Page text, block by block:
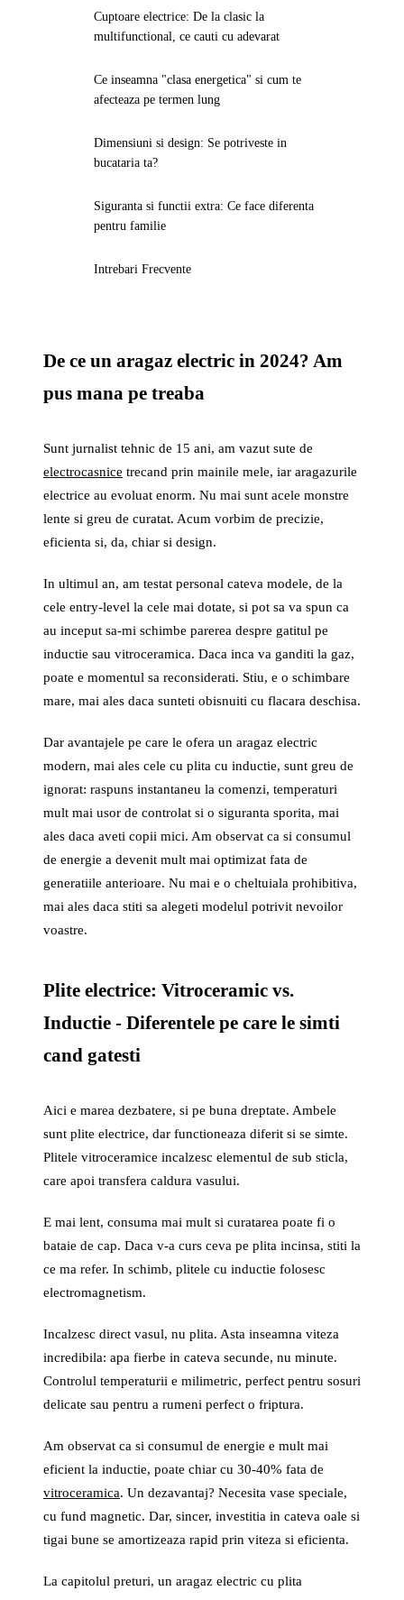
Cuptoare electrice: De la clasic la
multifunctional, ce cauti cu adevarat
Ce inseamna "clasa energetica" si cum te
afecteaza pe termen lung
Dimensiuni si design: Se potriveste in
bucataria ta?
Siguranta si functii extra: Ce face diferenta
pentru familie
Intrebari Frecvente
De ce un aragaz electric in 2024? Am
pus mana pe treaba
Sunt jurnalist tehnic de 15 ani, am vazut sute de
electrocasnice trecand prin mainile mele, iar aragazurile
electrice au evoluat enorm. Nu mai sunt acele monstre
lente si greu de curatat. Acum vorbim de precizie,
eficienta si, da, chiar si design.
In ultimul an, am testat personal cateva modele, de la
cele entry-level la cele mai dotate, si pot sa va spun ca
au inceput sa-mi schimbe parerea despre gatitul pe
inductie sau vitroceramica. Daca inca va ganditi la gaz,
poate e momentul sa reconsiderati. Stiu, e o schimbare
mare, mai ales daca sunteti obisnuiti cu flacara deschisa.
Dar avantajele pe care le ofera un aragaz electric
modern, mai ales cele cu plita cu inductie, sunt greu de
ignorat: raspuns instantaneu la comenzi, temperaturi
mult mai usor de controlat si o siguranta sporita, mai
ales daca aveti copii mici. Am observat ca si consumul
de energie a devenit mult mai optimizat fata de
generatiile anterioare. Nu mai e o cheltuiala prohibitiva,
mai ales daca stiti sa alegeti modelul potrivit nevoilor
voastre.
Plite electrice: Vitroceramic vs.
Inductie - Diferentele pe care le simti
cand gatesti
Aici e marea dezbatere, si pe buna dreptate. Ambele
sunt plite electrice, dar functioneaza diferit si se simte.
Plitele vitroceramice incalzesc elementul de sub sticla,
care apoi transfera caldura vasului.
E mai lent, consuma mai mult si curatarea poate fi o
bataie de cap. Daca v-a curs ceva pe plita incinsa, stiti la
ce ma refer. In schimb, plitele cu inductie folosesc
electromagnetism.
Incalzesc direct vasul, nu plita. Asta inseamna viteza
incredibila: apa fierbe in cateva secunde, nu minute.
Controlul temperaturii e milimetric, perfect pentru sosuri
delicate sau pentru a rumeni perfect o friptura.
Am observat ca si consumul de energie e mult mai
eficient la inductie, poate chiar cu 30-40% fata de
vitroceramica. Un dezavantaj? Necesita vase speciale,
cu fund magnetic. Dar, sincer, investitia in cateva oale si
tigai bune se amortizeaza rapid prin viteza si eficienta.
La capitolul preturi, un aragaz electric cu plita